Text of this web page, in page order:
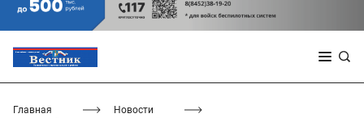
Главная
Новости